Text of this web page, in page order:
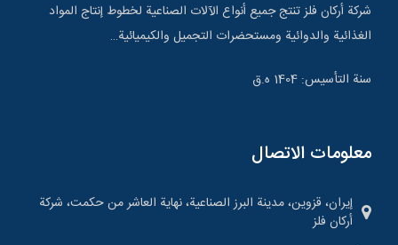
شركة أركان فلز تنتج جميع أنواع الآلات الصناعية لخطوط إنتاج المواد
الغذائية والدوائية ومستحضرات التجميل والكيميائية…
سنة التأسيس: 1404 ه.ق
معلومات الاتصال
إيران، قزوين، مدينة البرز الصناعية، نهاية العاشر من حكمت، شركة
أركان فلز